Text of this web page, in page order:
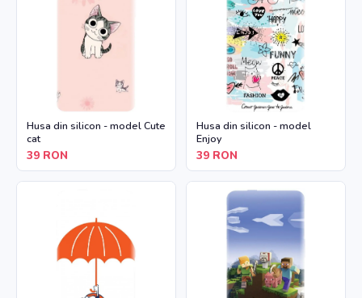
Husa din silicon - model Cute
cat
39 RON
Husa din silicon - model
Enjoy
39 RON